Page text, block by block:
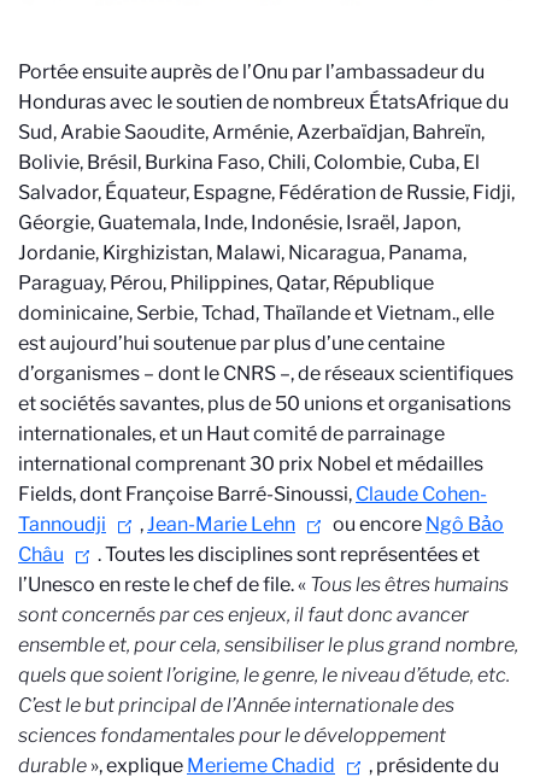
Portée ensuite auprès de l’Onu par l’ambassadeur du
Honduras avec le soutien de nombreux ÉtatsAfrique du
Sud, Arabie Saoudite, Arménie, Azerbaïdjan, Bahreïn,
Bolivie, Brésil, Burkina Faso, Chili, Colombie, Cuba, El
Salvador, Équateur, Espagne, Fédération de Russie, Fidji,
Géorgie, Guatemala, Inde, Indonésie, Israël, Japon,
Jordanie, Kirghizistan, Malawi, Nicaragua, Panama,
Paraguay, Pérou, Philippines, Qatar, République
dominicaine, Serbie, Tchad, Thaïlande et Vietnam., elle
est aujourd’hui soutenue par plus d’une centaine
d’organismes – dont le CNRS –, de réseaux scientifiques
et sociétés savantes, plus de 50 unions et organisations
internationales, et un Haut comité de parrainage
international comprenant 30 prix Nobel et médailles
Fields, dont Françoise Barré-Sinoussi, Claude Cohen-
Tannoudji
,Jean-Marie Lehn ou encore Ngô Bảo
Châu
. Toutes les disciplines sont représentées et
l’Unesco en reste le chef de file. « Tous les êtres humains
sont concernés par ces enjeux, il faut donc avancer
ensemble et, pour cela, sensibiliser le plus grand nombre,
quels que soient l’origine, le genre, le niveau d’étude, etc.
C’est le but principal de l’Année internationale des
sciences fondamentales pour le développement
durable », explique Merieme Chadid
, présidente du